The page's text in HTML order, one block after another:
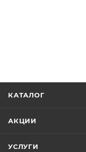
КАТАЛОГ
АКЦИИ
УСЛУГИ